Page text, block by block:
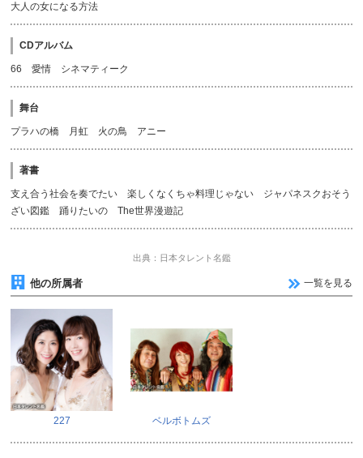
大人の女になる方法
CDアルバム
66 愛情 シネマティーク
舞台
プラハの橋 月虹 火の鳥 アニー
著書
支え合う社会を奏でたい 楽しくなくちゃ料理じゃない ジャパネスクおそう
ざい図鑑 踊りたいの The世界漫遊記
出典：日本タレント名鑑
他の所属者 一覧を見る
227 ベルボトムズ